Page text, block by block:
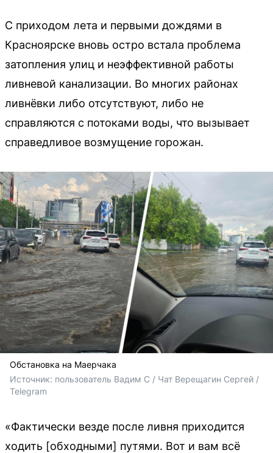
С приходом лета и первыми дождями в
Красноярске вновь остро встала проблема
затопления улиц и неэффективной работы
ливневой канализации. Во многих районах
ливнёвки либо отсутствуют, либо не
справляются с потоками воды, что вызывает
справедливое возмущение горожан.
Обстановка на Маерчака
Источник: пользователь Вадим С / Чат Верещагин Сергей /
Telegram
«Фактически везде после ливня приходится
ходить [обходными] путями. Вот и вам всё